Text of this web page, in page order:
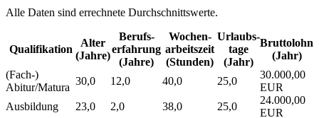
Alle Daten sind errechnete Durchschnittswerte.
Qualifikation
Alter
(Jahre)
Berufs­
erfahrung
(Jahre)
Wochen­
arbeitszeit
(Stunden)
Urlaubs­
tage
(Jahr)
Bruttolohn
(Jahr)
(Fach-)
Abitur/Matura
30,0 12,0 40,0 25,0
30.000,00
EUR
Ausbildung
23,0 2,0 38,0 25,0
24.000,00
EUR